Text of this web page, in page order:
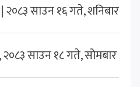
साउन १६ गते, शनिबार
साउन १८ गते, सोमबार